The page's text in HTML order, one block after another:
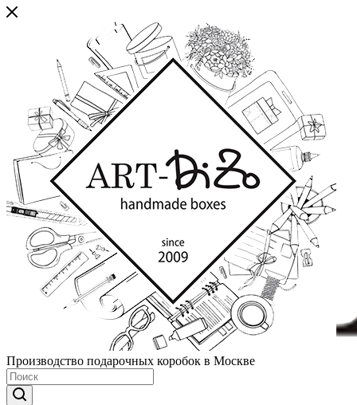
Производство подарочных коробок в Москве